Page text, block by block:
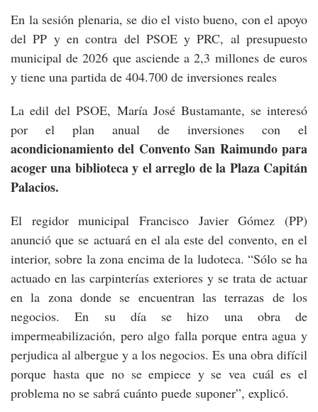
En la sesión plenaria, se dio el visto bueno, con el apoyo
del PP y en contra del PSOE y PRC, al presupuesto
municipal de 2026 que asciende a 2,3 millones de euros
y tiene una partida de 404.700 de inversiones reales
La edil del PSOE, María José Bustamante, se interesó
por el plan anual de inversiones con el
acondicionamiento del Convento San Raimundo para
acoger una biblioteca y el arreglo de la Plaza Capitán
Palacios.
El regidor municipal Francisco Javier Gómez (PP)
anunció que se actuará en el ala este del convento, en el
interior, sobre la zona encima de la ludoteca. “Sólo se ha
actuado en las carpinterías exteriores y se trata de actuar
en la zona donde se encuentran las terrazas de los
negocios. En su día se hizo una obra de
impermeabilización, pero algo falla porque entra agua y
perjudica al albergue y a los negocios. Es una obra difícil
porque hasta que no se empiece y se vea cuál es el
problema no se sabrá cuánto puede suponer”, explicó.